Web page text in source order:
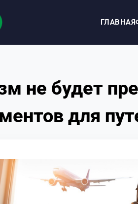
ГЛАВНАЯ
не будет
для